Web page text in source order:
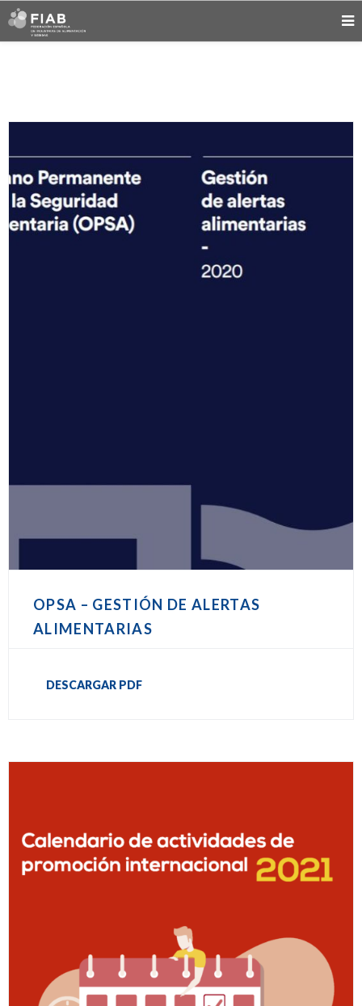
OPSA – GESTIÓN DE ALERTAS
ALIMENTARIAS
DESCARGAR PDF